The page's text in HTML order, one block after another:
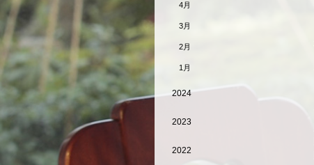
4月
3月
2月
1月
2024
2023
2022